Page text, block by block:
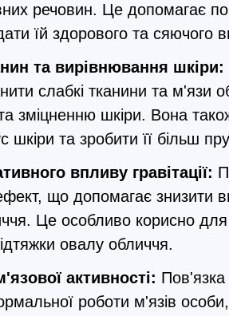
речовин. Це допомагає
їй здорового та сяючого
та вирівнювання шкіри:
слабкі тканини та м'язи
зміцненню шкіри. Вона
шкіри та зробити її більш
впливу гравітації:
що допомагає знизити
Це особливо корисно для
овалу обличчя.
активності:
роботи м'язів